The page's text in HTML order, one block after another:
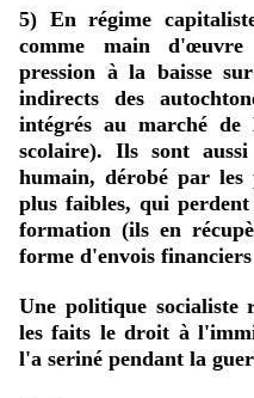
5) En régime
comme main
pression à la baisse
indirects des
intégrés au marché
scolaire). Ils sont
humain, dérobé par les
plus faibles, qui
formation (ils en
forme d'envois
Une politique socialiste
les faits le droit à
l'a seriné pendant la